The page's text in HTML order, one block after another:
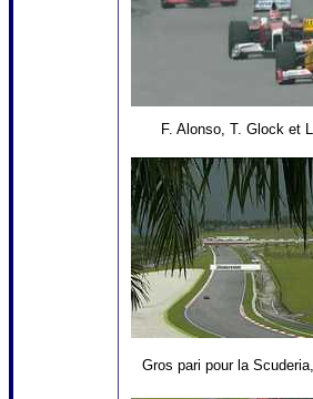
F. Alonso, T. Glock et
Gros pari pour la